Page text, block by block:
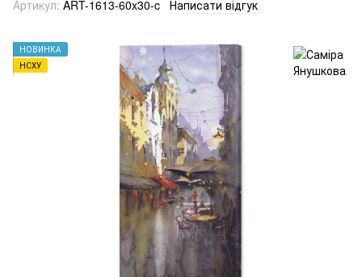
Артикул: ART-1613-60x30-c Написати відгук
НОВИНКА
НСХУ